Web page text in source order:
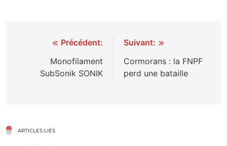
Navigation
l’article
Précédent:
Monofilament
SubSonik SONIK
Suivant:
Cormorans : la FNPF
perd une bataille
ARTICLES LIÉS